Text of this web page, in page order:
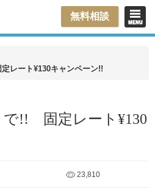
無料相談
レート¥130キャンペーン!!
で!! 固定レート¥130
23,810